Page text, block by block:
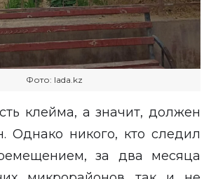
Фото: lada.kz
клейма, а значит, должен
Однако никого, кто следил
за два месяца